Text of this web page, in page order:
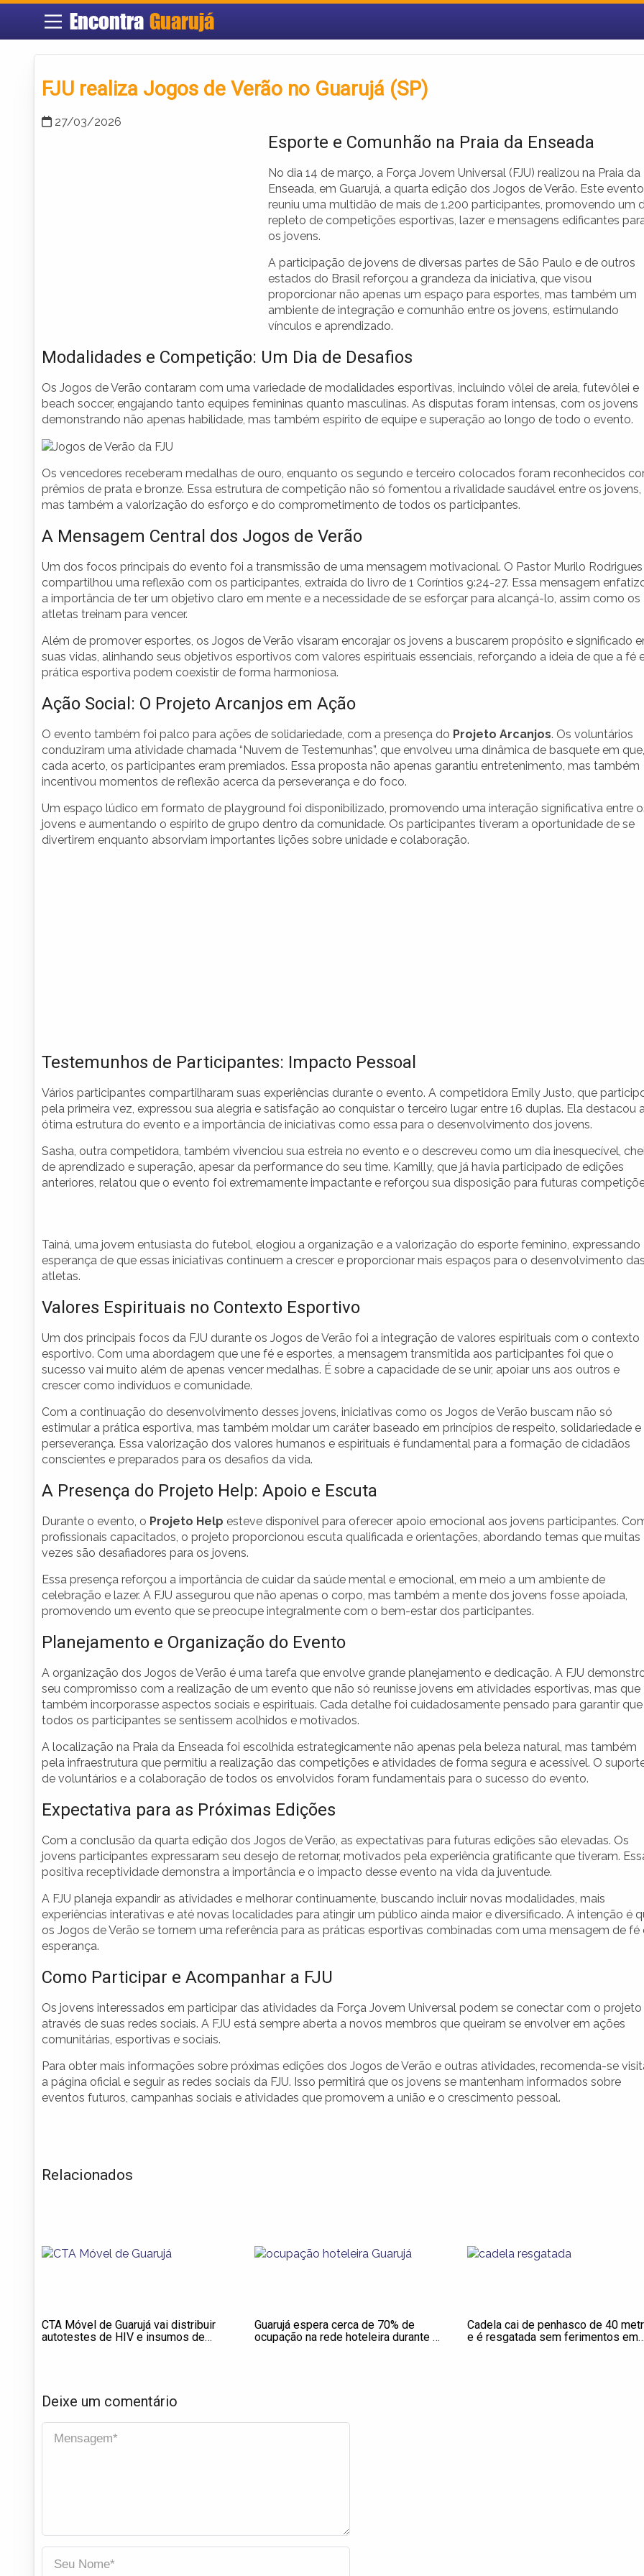
EncontraGuarujá
FJU realiza Jogos de Verão no Guarujá (SP)
27/03/2026
Esporte e Comunhão na Praia da Enseada
No dia 14 de março, a Força Jovem Universal (FJU) realizou na Praia da
Enseada, em Guarujá, a quarta edição dos Jogos de Verão. Este evento
reuniu uma multidão de mais de 1.200 participantes, promovendo um
repleto de competições esportivas, lazer e mensagens edificantes
os jovens.
A participação de jovens de diversas partes de São Paulo e de outros
estados do Brasil reforçou a grandeza da iniciativa, que visou
proporcionar não apenas um espaço para esportes, mas também um
ambiente de integração e comunhão entre os jovens, estimulando
vínculos e aprendizado.
Modalidades e Competição: Um Dia de Desafios
Os Jogos de Verão contaram com uma variedade de modalidades esportivas, incluindo vôlei de areia, futevôlei e
beach soccer, engajando tanto equipes femininas quanto masculinas. As disputas foram intensas, com os jovens
demonstrando não apenas habilidade, mas também espírito de equipe e superação ao longo de todo o evento.
Os vencedores receberam medalhas de ouro, enquanto os segundo e terceiro colocados foram reconhecidos
prêmios de prata e bronze. Essa estrutura de competição não só fomentou a rivalidade saudável entre os jovens,
mas também a valorização do esforço e do comprometimento de todos os participantes.
A Mensagem Central dos Jogos de Verão
Um dos focos principais do evento foi a transmissão de uma mensagem motivacional. O Pastor Murilo Rodrigues
compartilhou uma reflexão com os participantes, extraída do livro de 1 Coríntios 9:24-27. Essa mensagem
a importância de ter um objetivo claro em mente e a necessidade de se esforçar para alcançá-lo, assim como os
atletas treinam para vencer.
Além de promover esportes, os Jogos de Verão visaram encorajar os jovens a buscarem propósito e significado
suas vidas, alinhando seus objetivos esportivos com valores espirituais essenciais, reforçando a ideia de que a fé
prática esportiva podem coexistir de forma harmoniosa.
Ação Social: O Projeto Arcanjos em Ação
O evento também foi palco para ações de solidariedade, com a presença do Projeto Arcanjos. Os voluntários
conduziram uma atividade chamada “Nuvem de Testemunhas”, que envolveu uma dinâmica de basquete em
cada acerto, os participantes eram premiados. Essa proposta não apenas garantiu entretenimento, mas também
incentivou momentos de reflexão acerca da perseverança e do foco.
Um espaço lúdico em formato de playground foi disponibilizado, promovendo uma interação significativa entre
jovens e aumentando o espírito de grupo dentro da comunidade. Os participantes tiveram a oportunidade de se
divertirem enquanto absorviam importantes lições sobre unidade e colaboração.
Testemunhos de Participantes: Impacto Pessoal
Vários participantes compartilharam suas experiências durante o evento. A competidora Emily Justo, que
pela primeira vez, expressou sua alegria e satisfação ao conquistar o terceiro lugar entre 16 duplas. Ela destacou
ótima estrutura do evento e a importância de iniciativas como essa para o desenvolvimento dos jovens.
Sasha, outra competidora, também vivenciou sua estreia no evento e o descreveu como um dia inesquecível,
de aprendizado e superação, apesar da performance do seu time. Kamilly, que já havia participado de edições
anteriores, relatou que o evento foi extremamente impactante e reforçou sua disposição para futuras
Tainá, uma jovem entusiasta do futebol, elogiou a organização e a valorização do esporte feminino, expressando
esperança de que essas iniciativas continuem a crescer e proporcionar mais espaços para o desenvolvimento
atletas.
Valores Espirituais no Contexto Esportivo
Um dos principais focos da FJU durante os Jogos de Verão foi a integração de valores espirituais com o contexto
esportivo. Com uma abordagem que une fé e esportes, a mensagem transmitida aos participantes foi que o
sucesso vai muito além de apenas vencer medalhas. É sobre a capacidade de se unir, apoiar uns aos outros e
crescer como indivíduos e comunidade.
Com a continuação do desenvolvimento desses jovens, iniciativas como os Jogos de Verão buscam não só
estimular a prática esportiva, mas também moldar um caráter baseado em princípios de respeito, solidariedade e
perseverança. Essa valorização dos valores humanos e espirituais é fundamental para a formação de cidadãos
conscientes e preparados para os desafios da vida.
A Presença do Projeto Help: Apoio e Escuta
Durante o evento, o Projeto Help esteve disponível para oferecer apoio emocional aos jovens participantes.
profissionais capacitados, o projeto proporcionou escuta qualificada e orientações, abordando temas que muitas
vezes são desafiadores para os jovens.
Essa presença reforçou a importância de cuidar da saúde mental e emocional, em meio a um ambiente de
celebração e lazer. A FJU assegurou que não apenas o corpo, mas também a mente dos jovens fosse apoiada,
promovendo um evento que se preocupe integralmente com o bem-estar dos participantes.
Planejamento e Organização do Evento
A organização dos Jogos de Verão é uma tarefa que envolve grande planejamento e dedicação. A FJU
seu compromisso com a realização de um evento que não só reunisse jovens em atividades esportivas, mas que
também incorporasse aspectos sociais e espirituais. Cada detalhe foi cuidadosamente pensado para garantir que
todos os participantes se sentissem acolhidos e motivados.
A localização na Praia da Enseada foi escolhida estrategicamente não apenas pela beleza natural, mas também
pela infraestrutura que permitiu a realização das competições e atividades de forma segura e acessível. O
de voluntários e a colaboração de todos os envolvidos foram fundamentais para o sucesso do evento.
Expectativa para as Próximas Edições
Com a conclusão da quarta edição dos Jogos de Verão, as expectativas para futuras edições são elevadas. Os
jovens participantes expressaram seu desejo de retornar, motivados pela experiência gratificante que tiveram.
positiva receptividade demonstra a importância e o impacto desse evento na vida da juventude.
A FJU planeja expandir as atividades e melhorar continuamente, buscando incluir novas modalidades, mais
experiências interativas e até novas localidades para atingir um público ainda maior e diversificado. A intenção é
os Jogos de Verão se tornem uma referência para as práticas esportivas combinadas com uma mensagem de fé
esperança.
Como Participar e Acompanhar a FJU
Os jovens interessados em participar das atividades da Força Jovem Universal podem se conectar com o projeto
através de suas redes sociais. A FJU está sempre aberta a novos membros que queiram se envolver em ações
comunitárias, esportivas e sociais.
Para obter mais informações sobre próximas edições dos Jogos de Verão e outras atividades, recomenda-se
a página oficial e seguir as redes sociais da FJU. Isso permitirá que os jovens se mantenham informados sobre
eventos futuros, campanhas sociais e atividades que promovem a união e o crescimento pessoal.
Relacionados
CTA Móvel de Guarujá vai distribuir
autotestes de HIV e insumos de
Guarujá espera cerca de 70% de
ocupação na rede hoteleira durante o
Cadela cai de penhasco de 40
e é resgatada sem ferimentos em
Deixe um comentário